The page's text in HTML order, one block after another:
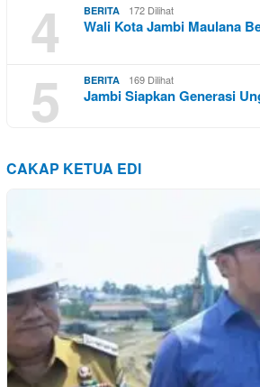
4 BERITA 172 Dilihat
Wali Kota Jambi Maulana
5 BERITA 169 Dilihat
Jambi Siapkan Generasi
CAKAP KETUA EDI